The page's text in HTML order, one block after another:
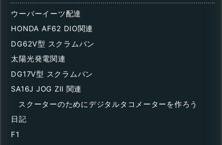
ウーバーイーツ配達
HONDA AF62 DIO関連
DG62V型 スクラムバン
太陽光発電関連
DG17V型 スクラムバン
SA16J JOG ZII 関連
スクーターのためにデジタルタコメーターを作ろう
日記
F1